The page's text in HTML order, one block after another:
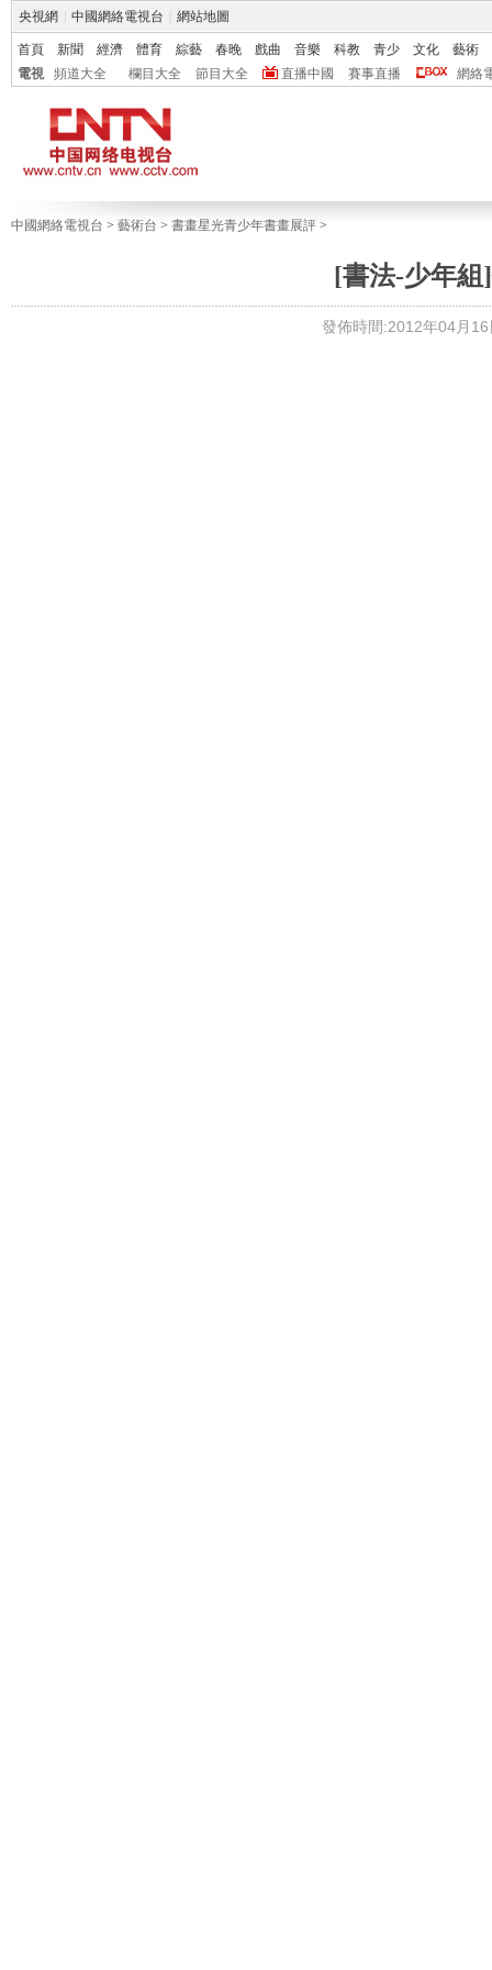
央視網 中國網絡電視台 網站地圖
首頁 新聞 經濟 體育 綜藝 春晚 戲曲 音樂 科教 青少 文化
藝術
電視
頻道大全 欄目大全 節目大全 直播中國 賽事直播 網絡
中國網絡電視台 > 藝術台 > 書畫星光青少年書畫展評 >
[書法-少年組
發佈時間:2012年04月